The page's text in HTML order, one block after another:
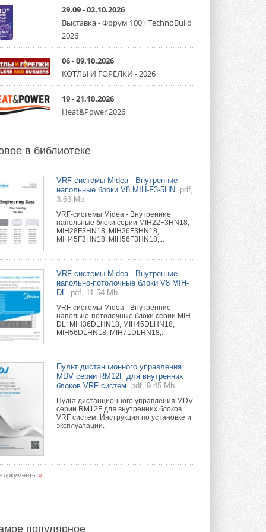
Президент Омского землячества в
Москве Михаил Тимошенко посетил
Омск с трёхдневным рабочим визитом ...
31 ИЮЛЯ 2026
Carrier модернизирует
флагманский чиллер AquaEdge
19XR
работающую на хладагенте R1234ze ...
31 ИЮЛЯ 2026
охлаждения для ЦОД
31 ИЮЛЯ 2026
США запретили использование
иностранных инверторов
28 июля 2026 года Федеральная
комиссия по связи США (FCC) обновила
свой специальный перечень Covered ...
Уже через месяц в России
можно будет устанавливать
солнечные панели в МКД
С 1 сентября снимается запрет на
микрогенерацию в многоквартирных ...
30 ИЮЛЯ 2026
двигателями Sysimple TRS EC
Новинка от Системэйр —
прямоугольный канальный ...
30 ИЮЛЯ 2026
Краска для окон: как выбрать
состав, который не
растрескается после первой
30 ИЮЛЯ 2026
29.09 - 02.10.2026
Выставка - Форум 100+ TechnoBuild
2026
06 - 09.10.2026
КОТЛЫ И ГОРЕЛКИ - 2026
19 - 21.10.2026
Heat&Power 2026
в библиотеке
VRF-системы Midea - Внутренние
напольные блоки V8 MIH-F3-5HN. pdf,
3.63 Mb
VRF-системы Midea - Внутренние
напольные блоки серии MIH22F3HN18,
MIH28F3HN18, MIH36F3HN18,
MIH45F3HN18, MIH56F3HN18,...
VRF-системы Midea - Внутренние
напольно-потолочные блоки V8 MIH-
DL.
pdf, 11.54 Mb
VRF-системы Midea - Внутренние
напольно-потолочные блоки серии MIH-
DL: MIH36DLHN18, MIH45DLHN18,
MIH56DLHN18, MIH71DLHN18,...
Пульт дистанционного управления
MDV серии RM12F для внутренних
блоков VRF систем.
pdf, 9.45 Mb
Пульт дистанционного управления MDV
серии RM12F для внутренних блоков
VRF систем. Инструкция по установке и
эксплуатации.
документы »
популярное